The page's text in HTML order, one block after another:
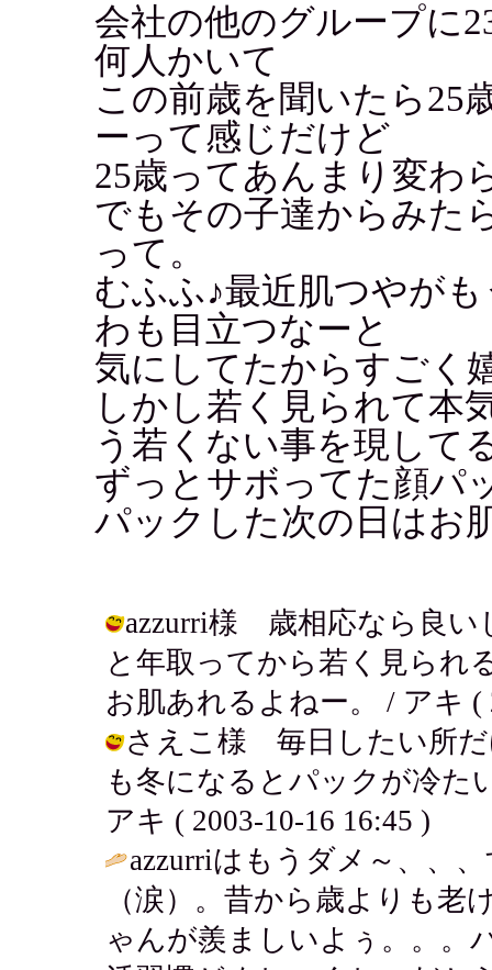
会社の他のグループに
何人かいて
この前歳を聞いたら25
ーって感じだけど
25歳ってあんまり変わ
でもその子達からみた
って。
むふふ♪最近肌つやが
わも目立つなーと
気にしてたからすごく
しかし若く見られて本
う若くない事を現して
ずっとサボってた顔パ
パックした次の日はお
azzurri様 歳相応なら良い
と年取ってから若く見られ
お肌あれるよねー。 / アキ (
さえこ様 毎日したい所だ
も冬になるとパックが冷た
アキ ( 2003-10-16 16:45 )
azzurriはもうダメ～、、
（涙）。昔から歳よりも
ゃんが羨ましいよぅ。。。